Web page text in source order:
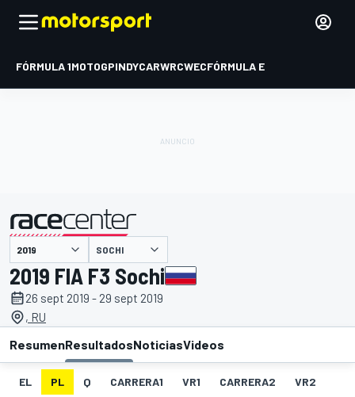
FÓRMULA 1MOTOGPINDYCARWRCWECFÓRMULA E
presentado por SOCHI
2019 FIA F3 Sochi
26 sept 2019 - 29 sept 2019
, RU
ResumenResultadosNoticiasVideos
EL PL Q CARRERA1 VR1 CARRERA2 VR2